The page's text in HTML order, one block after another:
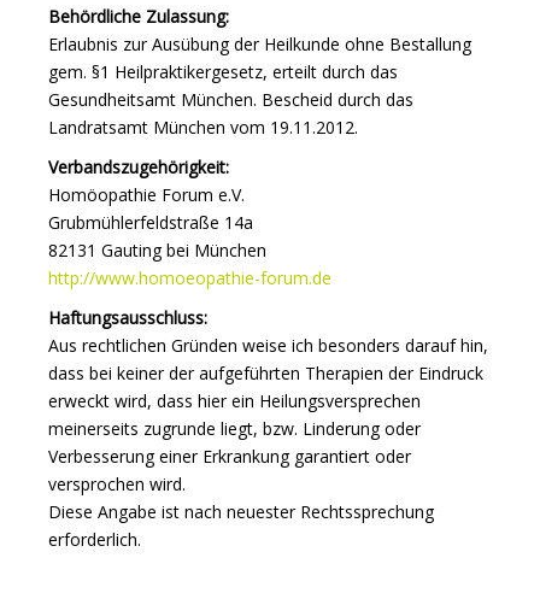
Behördliche Zulassung:
Erlaubnis zur Ausübung der Heilkunde ohne Bestallung
gem. §1 Heilpraktikergesetz, erteilt durch das
Gesundheitsamt München. Bescheid durch das
Landratsamt München vom 19.11.2012.
Verbandszugehörigkeit:
Homöopathie Forum e.V.
Grubmühlerfeldstraße 14a
82131 Gauting bei München
http://www.homoeopathie-forum.de
Haftungsausschluss:
Aus rechtlichen Gründen weise ich besonders darauf hin,
dass bei keiner der aufgeführten Therapien der Eindruck
erweckt wird, dass hier ein Heilungsversprechen
meinerseits zugrunde liegt, bzw. Linderung oder
Verbesserung einer Erkrankung garantiert oder
versprochen wird.
Diese Angabe ist nach neuester Rechtssprechung
erforderlich.